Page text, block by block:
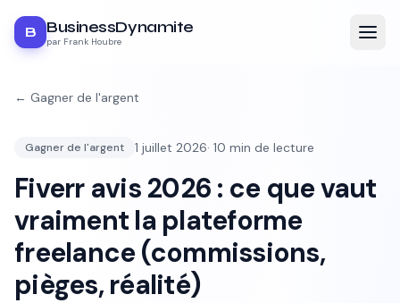
B BusinessDynamite
par Frank Houbre
← Gagner de l'argent
Gagner de l'argent 1 juillet 2026· 10 min de lecture
Fiverr avis 2026 : ce que vaut
vraiment la plateforme
freelance (commissions,
pièges, réalité)